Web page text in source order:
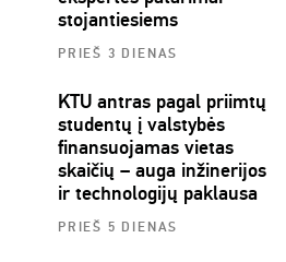
stojantiesiems
PRIEŠ 3 DIENAS
KTU antras pagal priimtų
studentų į valstybės
finansuojamas vietas
skaičių – auga inžinerijos
ir technologijų paklausa
PRIEŠ 5 DIENAS